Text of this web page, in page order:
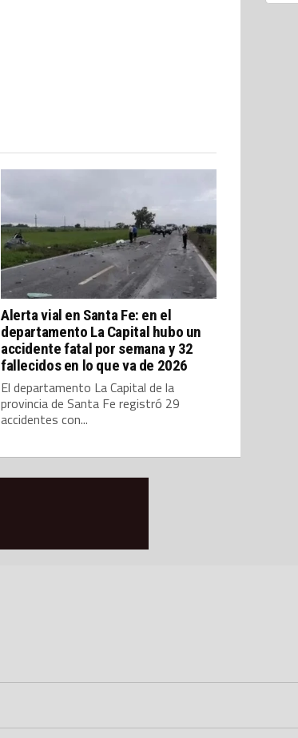
Alerta vial en Santa Fe: en el
departamento La Capital hubo un
accidente fatal por semana y 32
fallecidos en lo que va de 2026
El departamento La Capital de la
provincia de Santa Fe registró 29
accidentes con...